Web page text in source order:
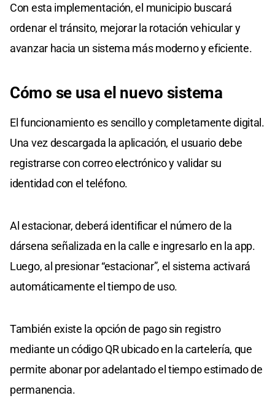
Con esta implementación, el municipio buscará
ordenar el tránsito, mejorar la rotación vehicular y
avanzar hacia un sistema más moderno y eficiente.
Cómo se usa el nuevo sistema
El funcionamiento es sencillo y completamente digital.
Una vez descargada la aplicación, el usuario debe
registrarse con correo electrónico y validar su
identidad con el teléfono.
Al estacionar, deberá identificar el número de la
dársena señalizada en la calle e ingresarlo en la app.
Luego, al presionar “estacionar”, el sistema activará
automáticamente el tiempo de uso.
También existe la opción de pago sin registro
mediante un código QR ubicado en la cartelería, que
permite abonar por adelantado el tiempo estimado de
permanencia.